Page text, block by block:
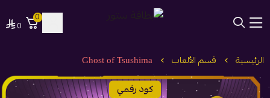
0
0
الرئيسية قسم الألعاب Ghost of Tsushima
كود رقمي